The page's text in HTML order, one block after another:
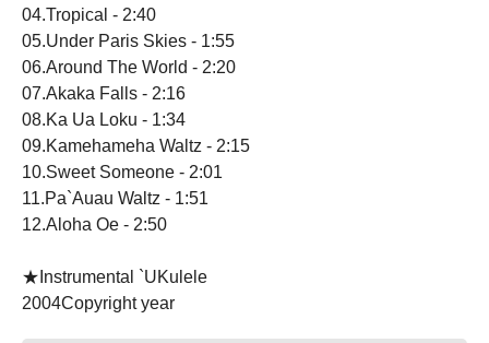
04.Tropical - 2:40
05.Under Paris Skies - 1:55
06.Around The World - 2:20
07.Akaka Falls - 2:16
08.Ka Ua Loku - 1:34
09.Kamehameha Waltz - 2:15
10.Sweet Someone - 2:01
11.Pa`Auau Waltz - 1:51
12.Aloha Oe - 2:50
★Instrumental `UKulele
2004Copyright year